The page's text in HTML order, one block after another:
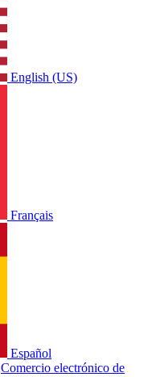
English (US)
Français
Español
Comercio electrónico de